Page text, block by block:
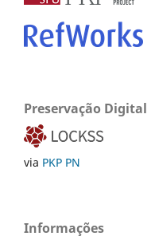
Preservação Digital
via PKP PN
Informações